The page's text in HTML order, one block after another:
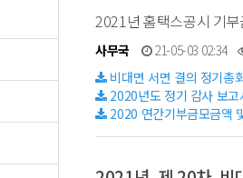
2021년 홈택스공시 기
사무국
21-05-03 02:34
비대면 서면 결의 정기총
2020년도 정기 감사 보
2020 연간기부금모금액